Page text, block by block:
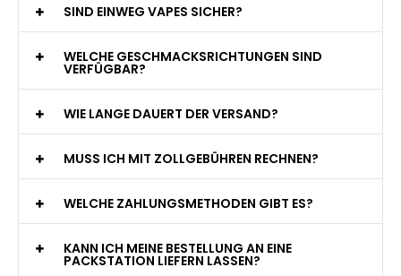
SIND EINWEG VAPES SICHER?
WELCHE GESCHMACKSRICHTUNGEN SIND
VERFÜGBAR?
WIE LANGE DAUERT DER VERSAND?
MUSS ICH MIT ZOLLGEBÜHREN RECHNEN?
WELCHE ZAHLUNGSMETHODEN GIBT ES?
KANN ICH MEINE BESTELLUNG AN EINE
PACKSTATION LIEFERN LASSEN?